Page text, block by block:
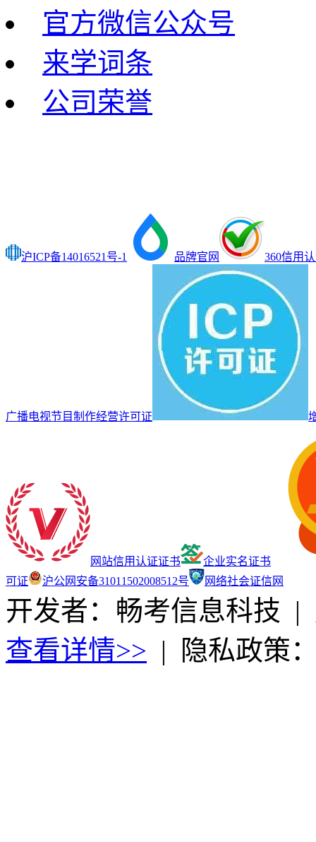
官方微信公众号
来学词条
公司荣誉
沪ICP备14016521号-1 品牌官网 360信用
广播电视节目制作经营许可证
网站信用认证证书
企业实名证书
可证
沪公网安备31011502008512号 网络社会证信网
开发者：畅考信息科技 |
查看详情>> | 隐私政策